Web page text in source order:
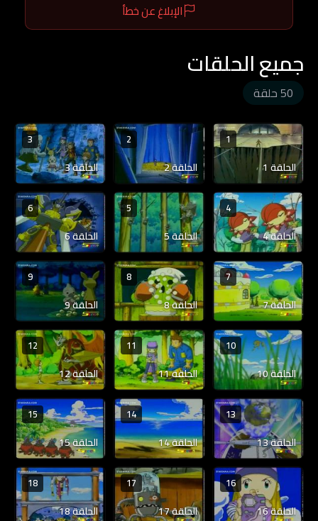
الإبلاغ عن خطأ
جميع الحلقات
50 حلقة
1
الحلقة 1
2
الحلقة 2
3
الحلقة 3
4
الحلقة 4
5
الحلقة 5
6
الحلقة 6
7
الحلقة 7
8
الحلقة 8
9
الحلقة 9
10
الحلقة 10
11
الحلقة 11
12
الحلقة 12
13
الحلقة 13
14
الحلقة 14
15
الحلقة 15
16
الحلقة 16
17
الحلقة 17
18
الحلقة 18